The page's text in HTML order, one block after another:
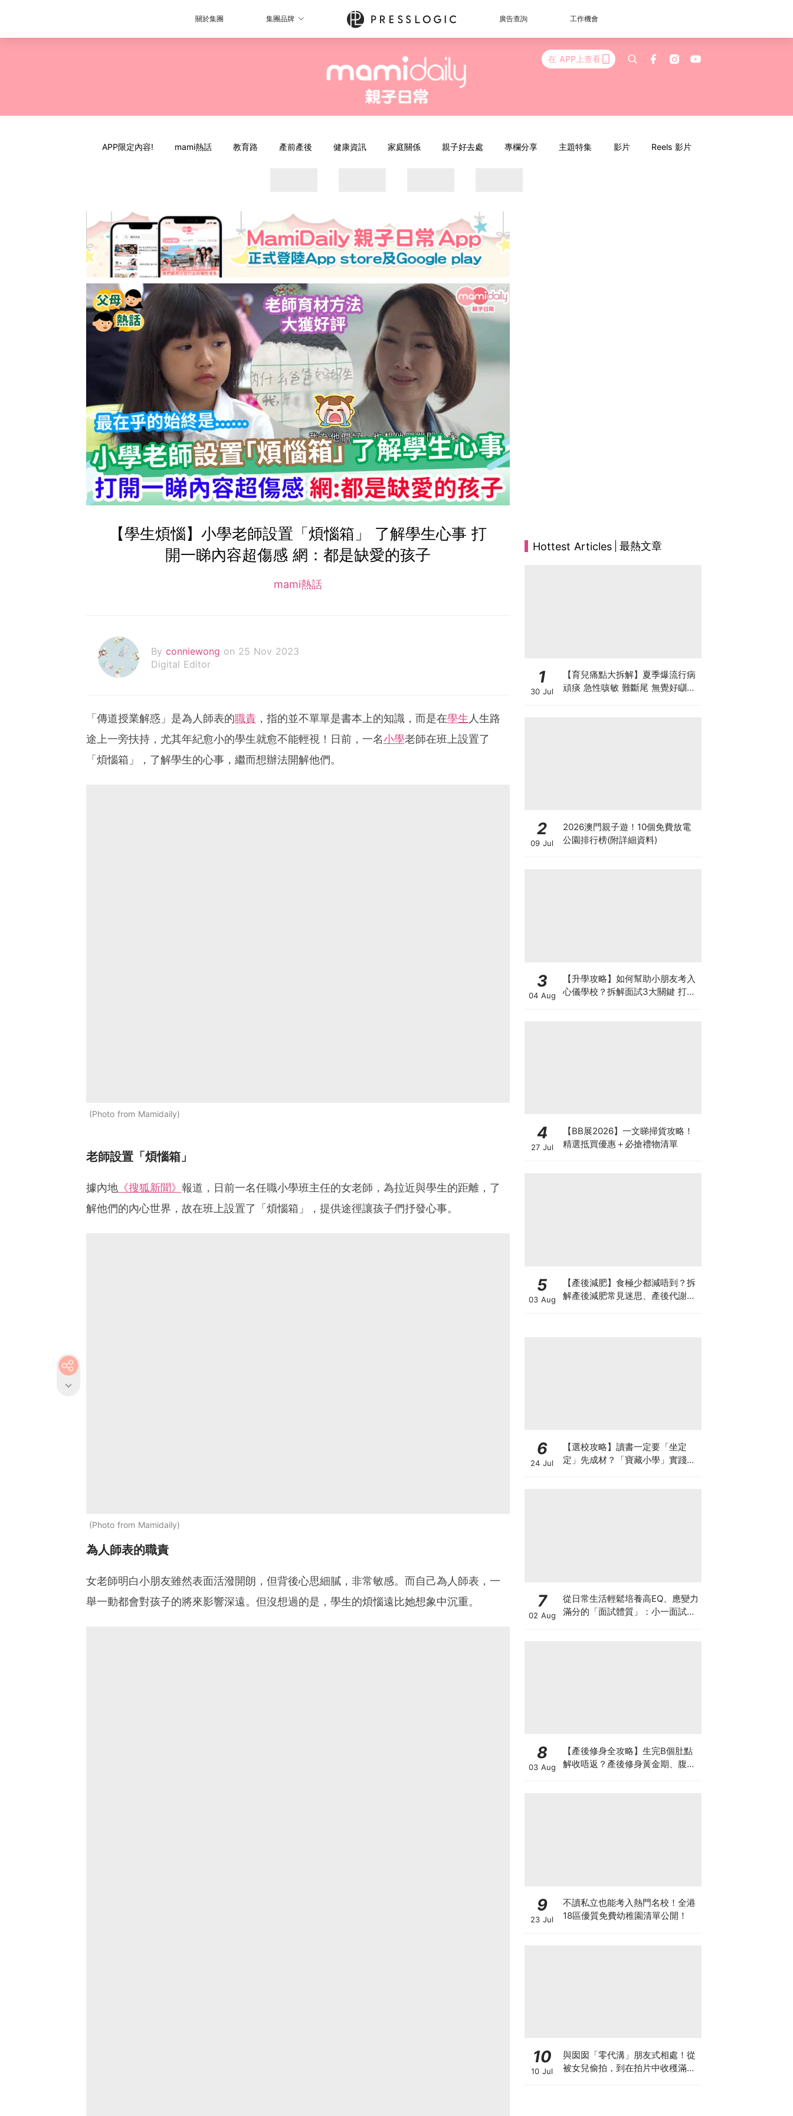
關於集團 集團品牌 廣告查詢 工作機會
在 APP上查看
APP限定內容! mami熱話 教育路 產前產後 健康資訊 家庭關係 親子好去處 專欄分享 主題特集 影片 Reels 影片
【學生煩惱】小學老師設置「煩惱箱」 了解學生心事 打
開一睇內容超傷感 網：都是缺愛的孩子
mami熱話
By conniewong on 25 Nov 2023
Digital Editor
「傳道授業解惑」是為人師表的職責，指的並不單單是書本上的知識，而是在學生 人生路
途上一旁扶持，尤其年紀愈小的學生就愈不能輕視！日前，一名小學老師在班上設置了
「煩惱箱」，了解學生的心事，繼而想辦法開解他們。
Photo from Mamidaily
老師設置「煩惱箱」
據內地《搜狐新聞》 報道，日前一名任職小學班主任的女老師，為拉近與學生的距離，了
解他們的內心世界，故在班上設置了「煩惱箱」，提供途徑讓孩子們抒發心事。
Photo from Mamidaily
為人師表的職責
女老師明白小朋友雖然表面活潑開朗，但背後心思細膩，非常敏感。而自己為人師表，一
舉一動都會對孩子的將來影響深遠。但沒想過的是，學生的煩惱遠比她想象中沉重。
Hottest Articles 最熱文章
1
30 Jul
【育兒痛點大拆解】夏季爆流行病
頑痰 急性咳敏 難斷尾 無覺好瞓？
2
09 Jul
2026澳門親子遊！10個免費放電
公園排行榜(附詳細資料)
3
04 Aug
【升學攻略】如何幫助小朋友考入
心儀學校？拆解面試3大關鍵 打好
4
27 Jul
【BB展2026】一文睇掃貨攻略！
精選抵買優惠＋必搶禮物清單
5
03 Aug
【產後減肥】食極少都減唔到？拆
解產後減肥常見迷思、產後代謝、
6
24 Jul
【選校攻略】讀書一定要「坐定
定」先成材？「寶藏小學」實踐動
7
02 Aug
從日常生活輕鬆培養高EQ、應變力
滿分的「面試體質」：小一面試最
8
03 Aug
【產後修身全攻略】生完B個肚點
解收唔返？產後修身黃金期、腹直
9
23 Jul
不讀私立也能考入熱門名校！全港
18區優質免費幼稚園清單公開！
10
10 Jul
與囡囡「零代溝」朋友式相處！從
被女兒偷拍，到在拍片中收穫滿足